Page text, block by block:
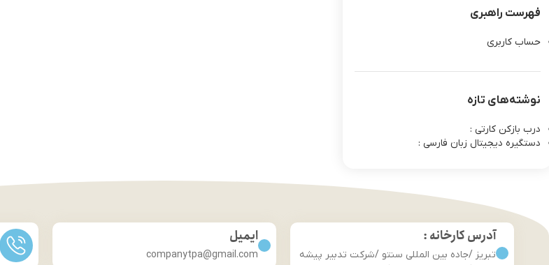
فهرست راهبری
حساب کاربری
نوشته‌های تازه
درب بازکن کارتی :
دستگیره دیجیتال زبان فارسی :
آدرس کارخانه :
تبریز /جاده بین المللی سنتو /شرکت تدبیر پیشه
ایمیل
companytpa@gmail.com